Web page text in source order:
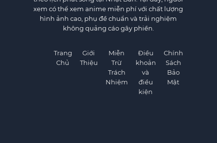
xem có thể xem anime miễn phí với chất lượng
hình ảnh cao, phụ đề chuẩn và trải nghiệm
không quảng cáo gây phiền.
Trang
Chủ
Giới
Thiệu
Miễn
Trừ
Trách
Nhiệm
Điều
khoản
và
điều
kiện
Chính
Sách
Bảo
Mật